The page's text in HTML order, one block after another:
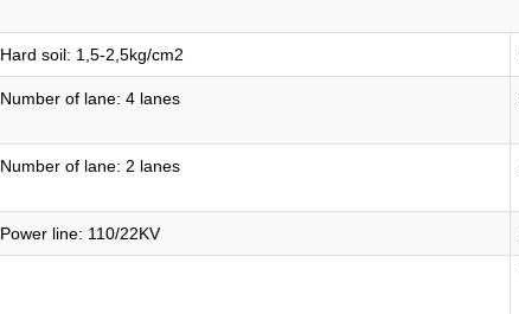
Hard soil: 1,5-2,5kg/cm2
Number of lane: 4 lanes
Number of lane: 2 lanes
Power line: 110/22KV